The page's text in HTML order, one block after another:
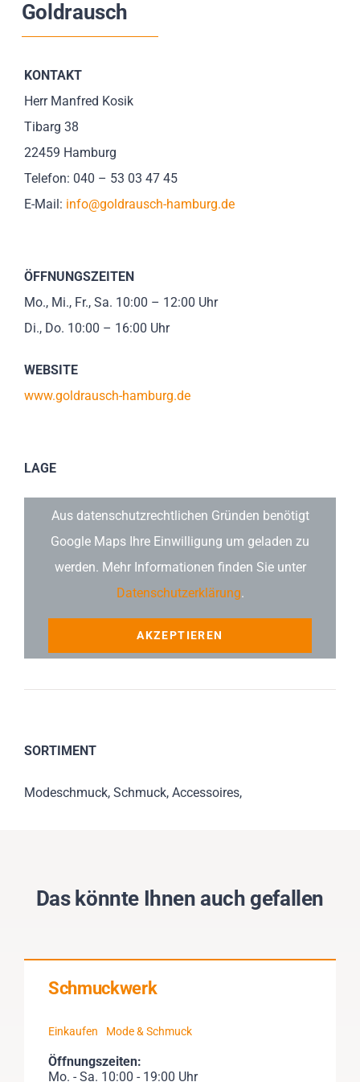
Impressionen
SUCHE
NACH:
Goldrausch
KONTAKT
Herr Manfred Kosik
Tibarg 38
22459 Hamburg
Telefon: 040 – 53 03 47 45
E-Mail: info@goldrausch-hamburg.de
ÖFFNUNGSZEITEN
Mo., Mi., Fr., Sa. 10:00 – 12:00 Uhr
Di., Do. 10:00 – 16:00 Uhr
WEBSITE
www.goldrausch-hamburg.de
LAGE
Aus datenschutzrechtlichen Gründen benötigt
Google Maps Ihre Einwilligung um geladen zu
werden. Mehr Informationen finden Sie unter
Datenschutzerklärung.
AKZEPTIEREN
SORTIMENT
Modeschmuck, Schmuck, Accessoires,
Das könnte Ihnen auch gefallen
Schmuckwerk
Einkaufen Mode & Schmuck
Öffnungszeiten:
Mo. - Sa. 10:00 - 19:00 Uhr